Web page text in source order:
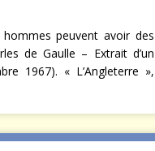
hommes peuvent avoir des
de Gaulle – Extrait d’un
1967). « L’Angleterre »,